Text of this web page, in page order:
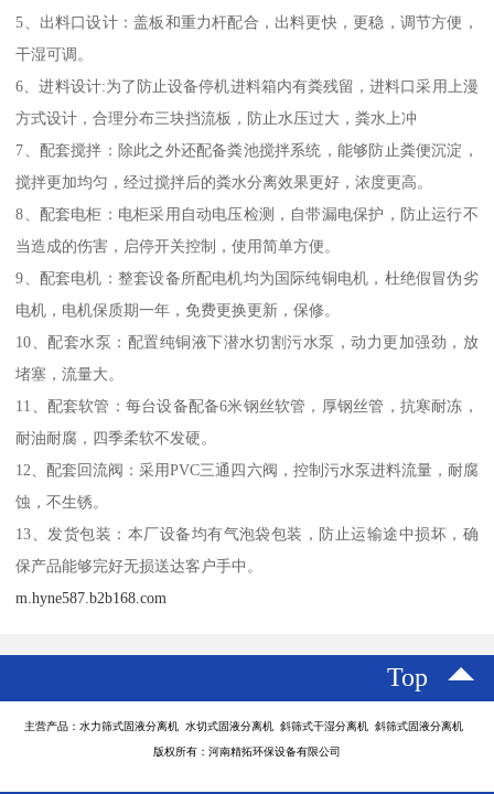
5、出料口设计：盖板和重力杆配合，出料更快，更稳，调节方便，
干湿可调。
6、进料设计:为了防止设备停机进料箱内有粪残留，进料口采用上漫
方式设计，合理分布三块挡流板，防止水压过大，粪水上冲
7、配套搅拌：除此之外还配备粪池搅拌系统，能够防止粪便沉淀，
搅拌更加均匀，经过搅拌后的粪水分离效果更好，浓度更高。
8、配套电柜：电柜采用自动电压检测，自带漏电保护，防止运行不
当造成的伤害，启停开关控制，使用简单方便。
9、配套电机：整套设备所配电机均为国际纯铜电机，杜绝假冒伪劣
电机，电机保质期一年，免费更换更新，保修。
10、配套水泵：配置纯铜液下潜水切割污水泵，动力更加强劲，放
堵塞，流量大。
11、配套软管：每台设备配备6米钢丝软管，厚钢丝管，抗寒耐冻，
耐油耐腐，四季柔软不发硬。
12、配套回流阀：采用PVC三通四六阀，控制污水泵进料流量，耐腐
蚀，不生锈。
13、发货包装：本厂设备均有气泡袋包装，防止运输途中损坏，确
保产品能够完好无损送达客户手中。
m.hyne587.b2b168.com
Top
主营产品：水力筛式固液分离机 水切式固液分离机 斜筛式干湿分离机 斜筛式固液分离机
版权所有：河南精拓环保设备有限公司